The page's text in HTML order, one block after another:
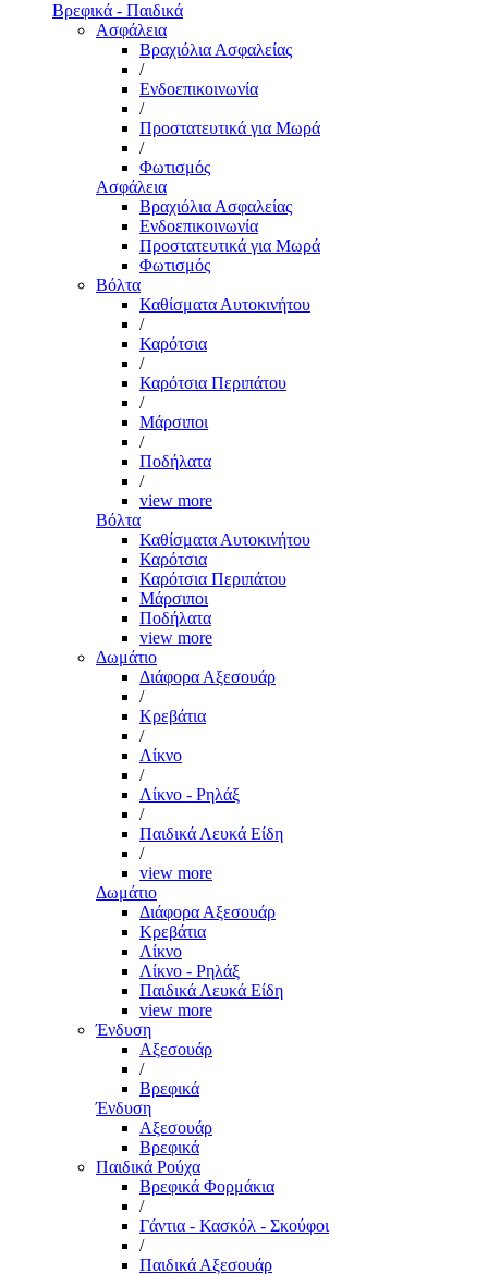
Βρεφικά - Παιδικά
Ασφάλεια
Βραχιόλια Ασφαλείας
/
Ενδοεπικοινωνία
/
Προστατευτικά για Μωρά
/
Φωτισμός
Ασφάλεια
Βραχιόλια Ασφαλείας
Ενδοεπικοινωνία
Προστατευτικά για Μωρά
Φωτισμός
Βόλτα
Καθίσματα Αυτοκινήτου
/
Καρότσια
/
Καρότσια Περιπάτου
/
Μάρσιποι
/
Ποδήλατα
/
view more
Βόλτα
Καθίσματα Αυτοκινήτου
Καρότσια
Καρότσια Περιπάτου
Μάρσιποι
Ποδήλατα
view more
Δωμάτιο
Διάφορα Αξεσουάρ
/
Κρεβάτια
/
Λίκνο
/
Λίκνο - Ρηλάξ
/
Παιδικά Λευκά Είδη
/
view more
Δωμάτιο
Διάφορα Αξεσουάρ
Κρεβάτια
Λίκνο
Λίκνο - Ρηλάξ
Παιδικά Λευκά Είδη
view more
Ένδυση
Αξεσουάρ
/
Βρεφικά
Ένδυση
Αξεσουάρ
Βρεφικά
Παιδικά Ρούχα
Βρεφικά Φορμάκια
/
Γάντια - Κασκόλ - Σκούφοι
/
Παιδικά Αξεσουάρ